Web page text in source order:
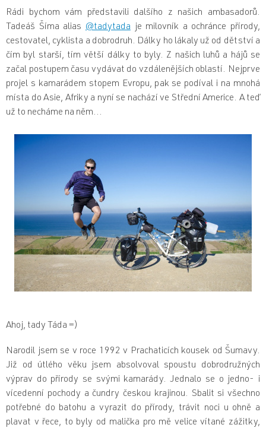
Rádi bychom vám představili dalšího z našich ambasadorů.
Tadeáš Šíma alias@tadytadaje milovník a ochránce přírody,
cestovatel, cyklista a dobrodruh. Dálky ho lákaly už od dětství a
čím byl starší, tím větší dálky to byly. Z našich luhů a hájů se
začal postupem času vydávat do vzdálenějších oblastí. Nejprve
projel s kamarádem stopem Evropu, pak se podíval i na mnohá
místa do Asie, Afriky a nyní se nachází ve Střední Americe. A teď
už to necháme na něm...
Ahoj, tady Táda =)
Narodil jsem se v roce 1992 v Prachaticích kousek od Šumavy.
Již od útlého věku jsem absolvoval spoustu dobrodružných
výprav do přírody se svými kamarády. Jednalo se o jedno- i
vícedenní pochody a čundry českou krajinou. Sbalit si všechno
potřebné do batohu a vyrazit do přírody, trávit noci u ohně a
plavat v řece, to byly od malička pro mě velice vítané zážitky,